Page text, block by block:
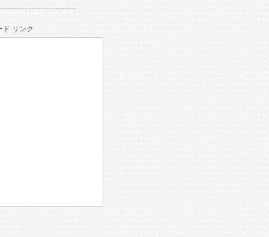
ド リンク